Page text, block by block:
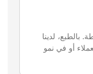
مهمة. قمنا بتكوين
تيسلا.
بالطبع، لدينا
أو في نمو